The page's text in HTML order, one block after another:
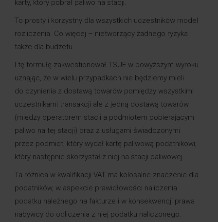
karty, który pobrał paliwo na stacji.
To prosty i korzystny dla wszystkich uczestników model
rozliczenia. Co więcej – nietworzący żadnego ryzyka
także dla budżetu.
I tę formułę zakwestionował TSUE w powyższym wyroku
uznając, że w wielu przypadkach nie będziemy mieli
do czynienia z dostawą towarów pomiędzy wszystkimi
uczestnikami transakcji ale z jedną dostawą towarów
(między operatorem stacji a podmiotem pobierającym
paliwo na tej stacji) oraz z usługami świadczonymi
przez podmiot, który wydał kartę paliwową podatnikowi,
który następnie skorzystał z niej na stacji paliwowej.
Ta różnica w kwalifikacji VAT ma kolosalne znaczenie dla
podatników, w aspekcie prawidłowości naliczenia
podatku należnego na fakturze i w konsekwencji prawa
nabywcy do odliczenia z niej podatku naliczonego.